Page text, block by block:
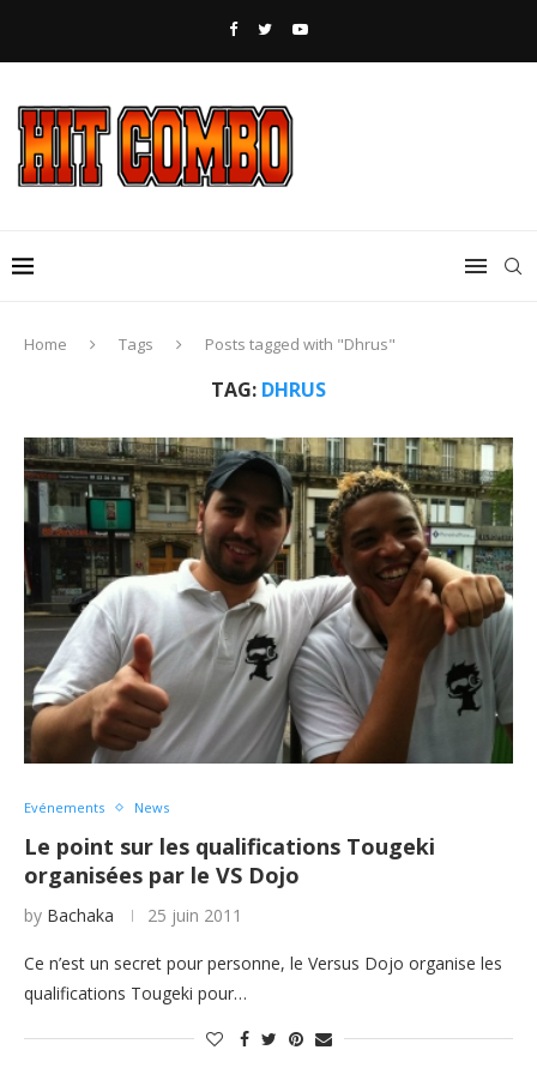
Home Tags Posts tagged with "Dhrus"
TAG: DHRUS
Evénements News
Le point sur les qualifications Tougeki
organisées par le VS Dojo
by Bachaka 25 juin 2011
Ce n’est un secret pour personne, le Versus Dojo organise les
qualifications Tougeki pour…